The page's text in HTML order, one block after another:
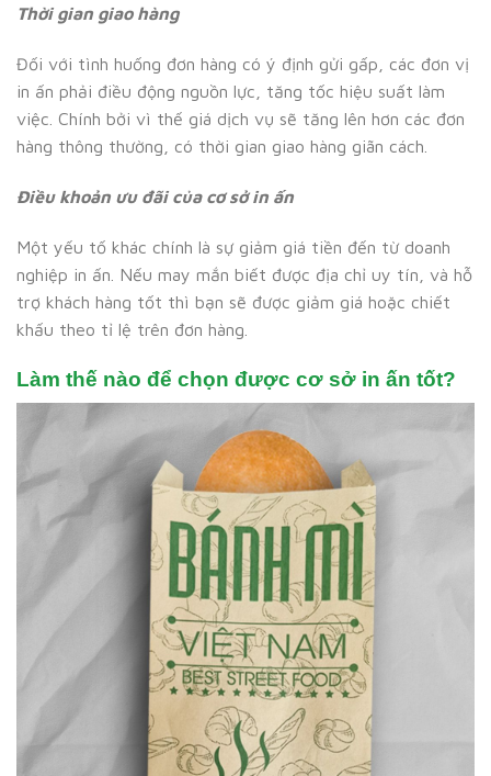
Thời gian giao hàng
Đối với tình huống đơn hàng có ý định gửi gấp, các đơn vị
in ấn phải điều động nguồn lực, tăng tốc hiệu suất làm
việc. Chính bởi vì thế giá dịch vụ sẽ tăng lên hơn các đơn
hàng thông thường, có thời gian giao hàng giãn cách.
Điều khoản ưu đãi của cơ sở in ấn
Một yếu tố khác chính là sự giảm giá tiền đến từ doanh
nghiệp in ấn. Nếu may mắn biết được địa chỉ uy tín, và hỗ
trợ khách hàng tốt thì bạn sẽ được giảm giá hoặc chiết
khấu theo tỉ lệ trên đơn hàng.
Làm thế nào để chọn được cơ sở in ấn tốt?